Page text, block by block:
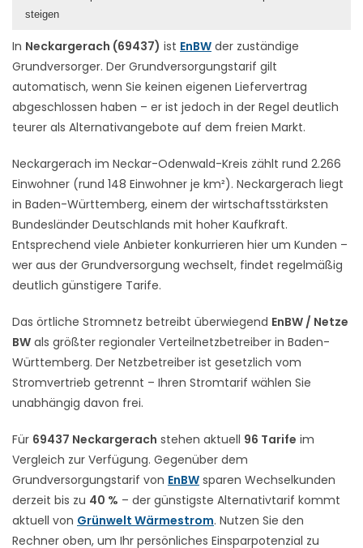
In Neckargerach (69437) ist EnBW der zuständige
Grundversorger. Der Grundversorgungstarif gilt
automatisch, wenn Sie keinen eigenen Liefervertrag
abgeschlossen haben – er ist jedoch in der Regel deutlich
teurer als Alternativangebote auf dem freien Markt.
Neckargerach im Neckar-Odenwald-Kreis zählt rund 2.266
Einwohner (rund 148 Einwohner je km²). Neckargerach liegt
in Baden-Württemberg, einem der wirtschaftsstärksten
Bundesländer Deutschlands mit hoher Kaufkraft.
Entsprechend viele Anbieter konkurrieren hier um Kunden –
wer aus der Grundversorgung wechselt, findet regelmäßig
deutlich günstigere Tarife.
Das örtliche Stromnetz betreibt überwiegend EnBW / Netze
BW als größter regionaler Verteilnetzbetreiber in Baden-
Württemberg. Der Netzbetreiber ist gesetzlich vom
Stromvertrieb getrennt – Ihren Stromtarif wählen Sie
unabhängig davon frei.
Für 69437 Neckargerach stehen aktuell 96 Tarife im
Vergleich zur Verfügung. Gegenüber dem
Grundversorgungstarif von EnBW sparen Wechselkunden
derzeit bis zu 40 % – der günstigste Alternativtarif kommt
aktuell von Grünwelt Wärmestrom. Nutzen Sie den
Rechner oben, um Ihr persönliches Einsparpotenzial zu
steigen